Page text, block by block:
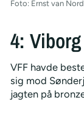
Foto: Ernst van
4:
VFF havde
sig mod
jagten på